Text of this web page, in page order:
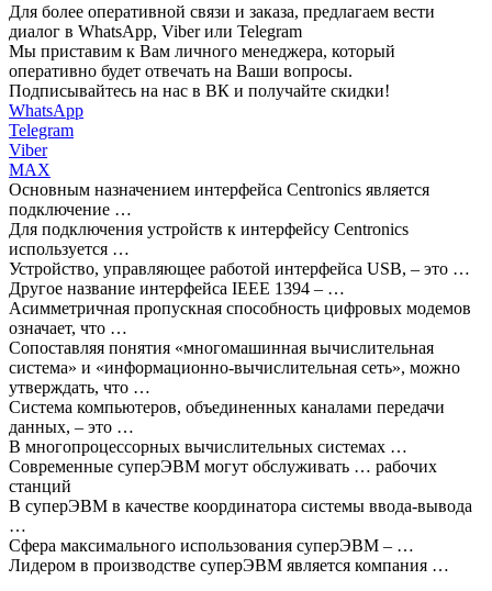
Для более оперативной связи и заказа, предлагаем вести
диалог в WhatsApp, Viber или Telegram
Мы приставим к Вам личного менеджера, который
оперативно будет отвечать на Ваши вопросы.
Подписывайтесь на нас в ВК и получайте скидки!
WhatsApp
Telegram
Viber
MAX
Основным назначением интерфейса Centronics является
подключение …
Для подключения устройств к интерфейсу Centronics
используется …
Устройство, управляющее работой интерфейса USB, – это …
Другое название интерфейса IEEE 1394 – …
Асимметричная пропускная способность цифровых модемов
означает, что …
Сопоставляя понятия «многомашинная вычислительная
система» и «информационно-вычислительная сеть», можно
утверждать, что …
Система компьютеров, объединенных каналами передачи
данных, – это …
В многопроцессорных вычислительных системах …
Современные суперЭВМ могут обслуживать … рабочих
станций
В суперЭВМ в качестве координатора системы ввода-вывода
…
Сфера максимального использования суперЭВМ – …
Лидером в производстве суперЭВМ является компания …